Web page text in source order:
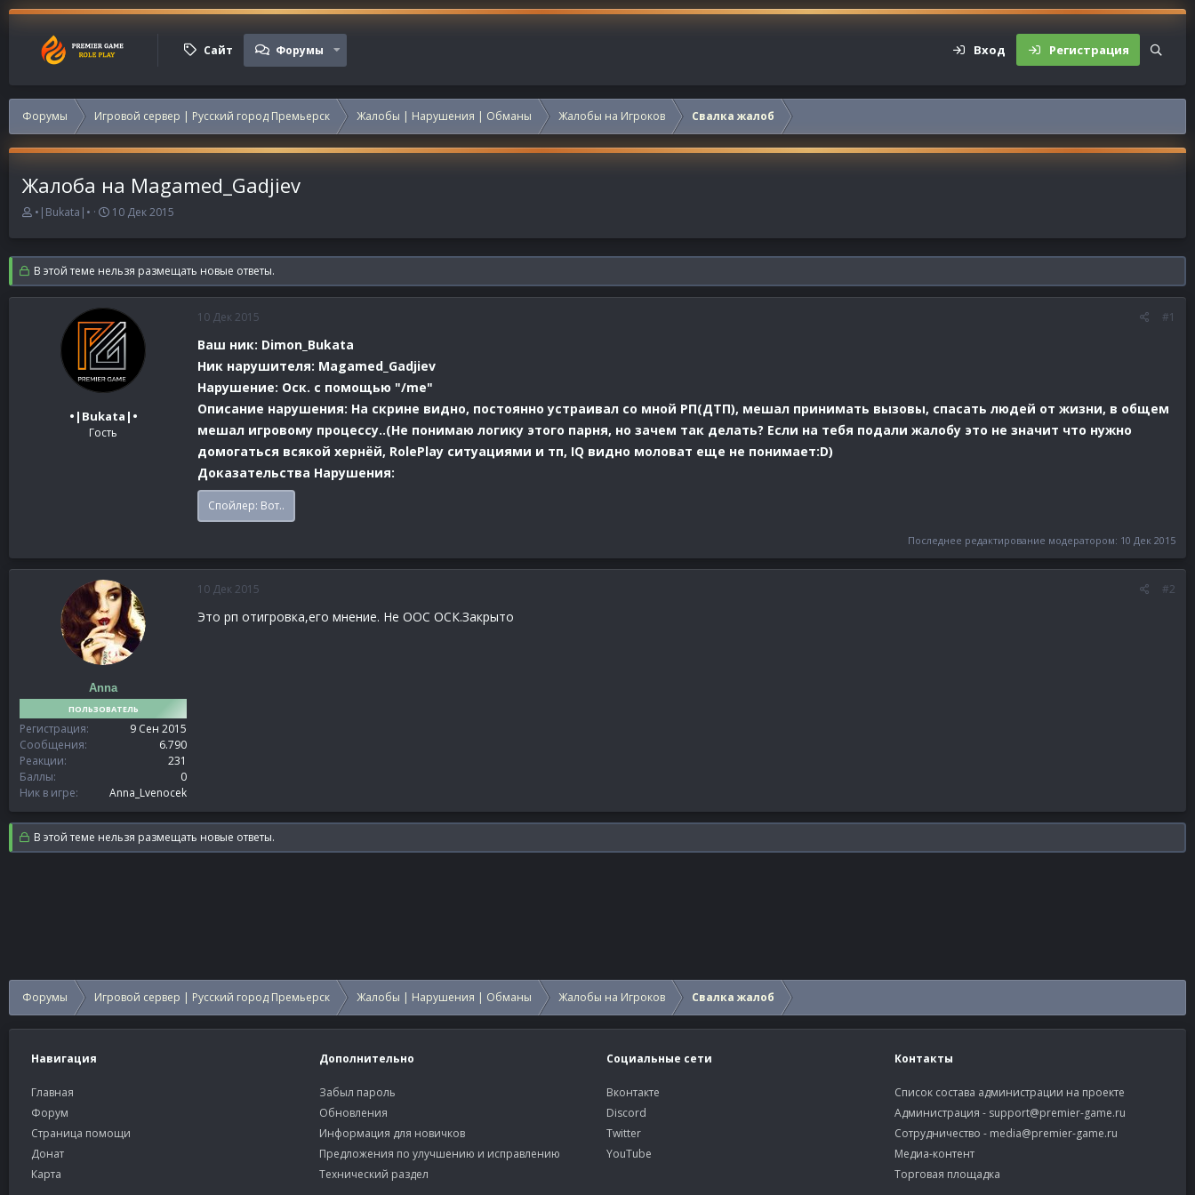
Сайт Форумы Вход Регистрация
Форумы Игровой сервер | Русский город Премьерск Жалобы | Нарушения | Обманы Жалобы на Игроков Свалка жалоб
Жалоба на Magamed_Gadjiev
А
т
о
р
т
•|Bukata|•
Д
т
а
н
а
ч
а
л
а
10 Дек 2015
В этой теме нельзя размещать новые ответы.
•|Bukata|•
Гость
10 Дек 2015 #1
Ваш ник: Dimon_Bukata
Ник нарушителя: Magamed_Gadjiev
Нарушение: Оск. с помощью "/me"
Описание нарушения: На скрине видно, постоянно устраивал со мной РП(ДТП), мешал принимать вызовы, спасать людей от жизни, в общем
мешал игровому процессу..(Не понимаю логику этого парня, но зачем так делать? Если на тебя подали жалобу это не значит что нужно
домогаться всякой хернёй, RolePlay ситуациями и тп, IQ видно моловат еще не понимает:D)
Доказательства Нарушения:
Спойлер: Вот..
Последнее редактирование модератором: 10 Дек 2015
Anna
ПОЛЬЗОВАТЕЛЬ
Регистрация
9 Сен 2015
Сообщения
6.790
Реакции
231
Баллы
0
Ник в игре
Anna_Lvenocek
10 Дек 2015 #2
Это рп отигровка,его мнение. Не ООС ОСК.Закрыто
В этой теме нельзя размещать новые ответы.
Форумы Игровой сервер | Русский город Премьерск Жалобы | Нарушения | Обманы Жалобы на Игроков Свалка жалоб
Навигация
Главная
Форум
Страница помощи
Донат
Карта
Дополнительно
Забыл пароль
Обновления
Информация для новичков
Предложения по улучшению и исправлению
Технический раздел
Социальные сети
Вконтакте
Discord
Twitter
YouTube
Контакты
Список состава администрации на проекте
Администрация - support@premier-game.ru
Сотрудничество - media@premier-game.ru
Медиа-контент
Торговая площадка